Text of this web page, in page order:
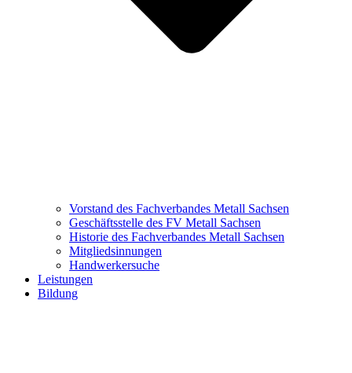
Vorstand des Fachverbandes Metall Sachsen
Geschäftsstelle des FV Metall Sachsen
Historie des Fachverbandes Metall Sachsen
Mitgliedsinnungen
Handwerkersuche
Leistungen
Bildung